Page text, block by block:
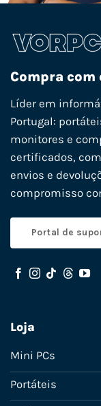
Compra
Líder em
Portugal:
monitores e
certificados,
envios e
compromisso
Portal de
Loja
Mini PCs
Portáteis